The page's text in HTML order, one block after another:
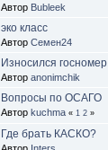
Автор Bubleek
эко класс
Автор Семен24
Износился госномер.
Автор anonimchik
Вопросы по ОСАГО
Автор kuchma « 1 2 »
Где брать КАСКО?
Автор Inters